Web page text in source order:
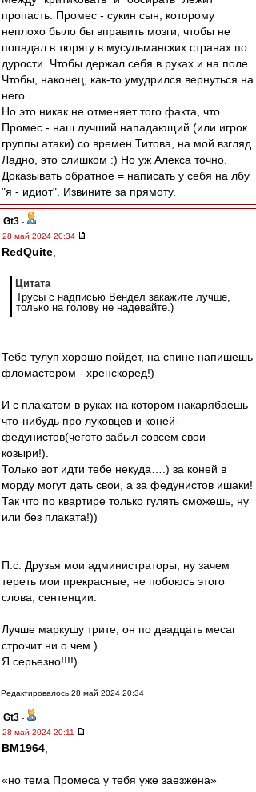
пропасть. Промес - сукин сын, которому
неплохо было бы вправить мозги, чтобы не
попадал в тюрягу в мусульманских странах по
дурости. Чтобы держал себя в руках и на поле.
Чтобы, наконец, как-то умудрился вернуться на
него.
Но это никак не отменяет того факта, что
Промес - наш лучший нападающий (или игрок
группы атаки) со времен Титова, на мой взгляд.
Ладно, это слишком :) Но уж Алекса точно.
Доказывать обратное = написать у себя на лбу
"я - идиот". Извините за прямоту.
Gt3 -
28 май 2024 20:34
RedQuite
Цитата
Трусы с надписью Вендел закажите лучше,
только на голову не надевайте.)
Тебе тулуп хорошо пойдет, на спине напишешь
фломастером - хренскоред!)
И с плакатом в руках на котором накарябаешь
что-нибудь про луковцев и коней-
федунистов(чегото забыл совсем свои
козыри!).
Только вот идти тебе некуда….) за коней в
морду могут дать свои, а за федунистов ишаки!
Так что по квартире только гулять сможешь, ну
или без плаката!))
П.с. Друзья мои администраторы, ну зачем
тереть мои прекрасные, не побоюсь этого
слова, сентенции.
Лучше маркушу трите, он по двадцать месаг
строчит ни о чем.)
Я серьезно!!!!)
Редактировалось 28 май 2024 20:34
Gt3 -
28 май 2024 20:11
BM1964
«но тема Промеса у тебя уже заезжена»